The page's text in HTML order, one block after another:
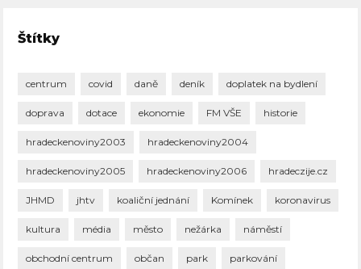
Štítky
centrum covid daně deník doplatek na bydlení
doprava dotace ekonomie FM VŠE historie
hradeckenoviny2003 hradeckenoviny2004
hradeckenoviny2005 hradeckenoviny2006 hradeczije.cz
JHMD jhtv koaliční jednání Komínek koronavirus
kultura média město nežárka náměstí
obchodní centrum občan park parkování